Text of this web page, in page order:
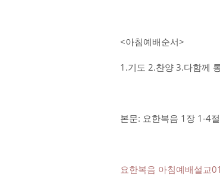
<아침예배순서>
1.기도 2.찬양 3.다함께
본문: 요한복음 1장 1-4
요한복음 아침예배설교